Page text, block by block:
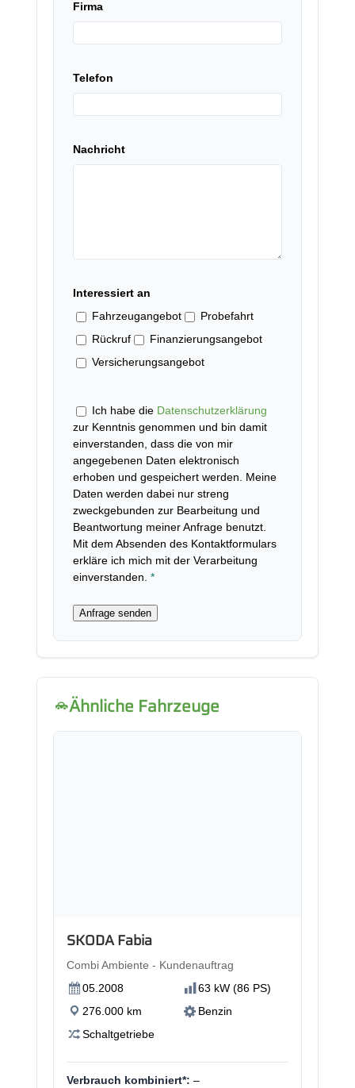
Firma
Telefon
Nachricht
Interessiert an
Fahrzeugangebot
Probefahrt
Rückruf
Finanzierungsangebot
Versicherungsangebot
Ich habe die Datenschutzerklärung
zur Kenntnis genommen und bin damit
einverstanden, dass die von mir
angegebenen Daten elektronisch
erhoben und gespeichert werden. Meine
Daten werden dabei nur streng
zweckgebunden zur Bearbeitung und
Beantwortung meiner Anfrage benutzt.
Mit dem Absenden des Kontaktformulars
erkläre ich mich mit der Verarbeitung
einverstanden. *
Anfrage senden
Ähnliche Fahrzeuge
SKODA Fabia
Combi Ambiente - Kundenauftrag
05.2008
63 kW (86 PS)
276.000 km
Benzin
Schaltgetriebe
Verbrauch kombiniert*: –